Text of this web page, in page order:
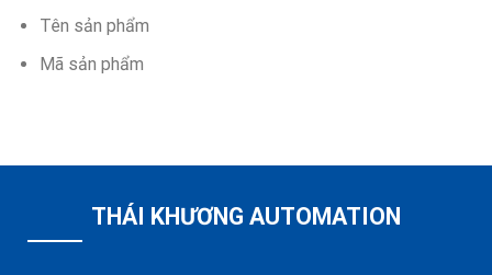
Tên sản phẩm
Mã sản phẩm
THÁI KHƯƠNG AUTOMATION